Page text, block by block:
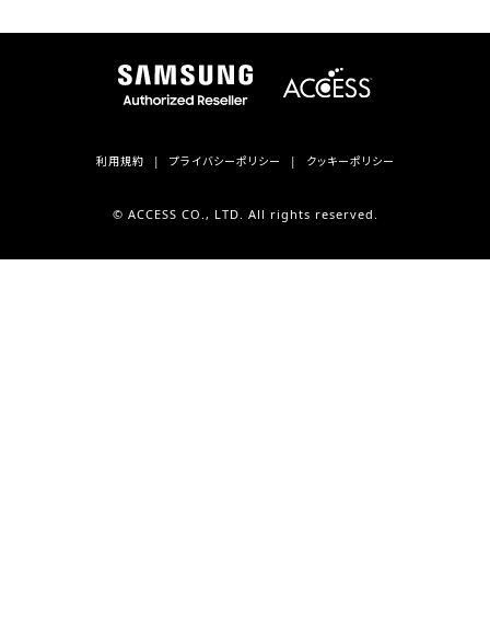
利用規約 プライバシーポリシー クッキーポリシー
© ACCESS CO., LTD. All rights reserved.